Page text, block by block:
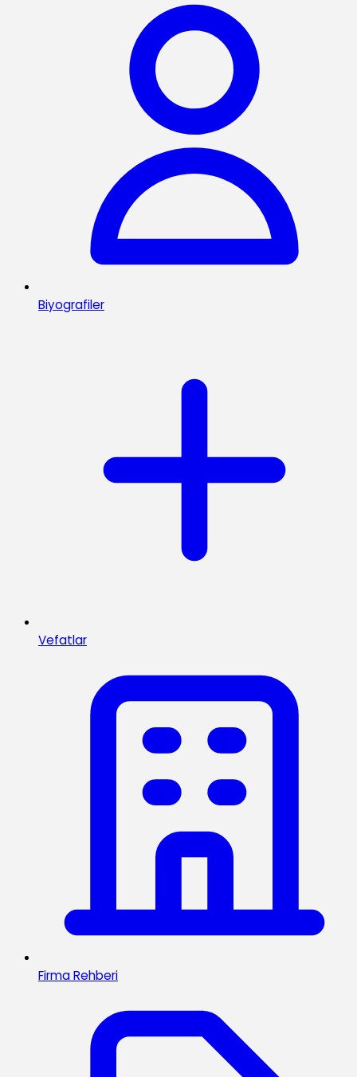
Biyografiler
Vefatlar
Firma Rehberi